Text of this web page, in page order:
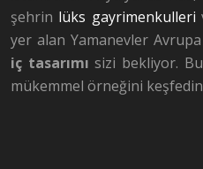
şehrin lüks gayrimenkulleri
yer alan Yamanevler
iç tasarımı sizi bekliyor.
mükemmel örneğini